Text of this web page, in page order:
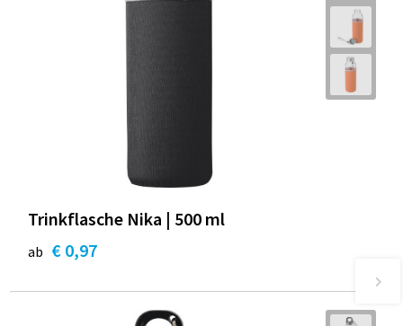
Trinkflasche Nika | 500 ml
ab € 0,97